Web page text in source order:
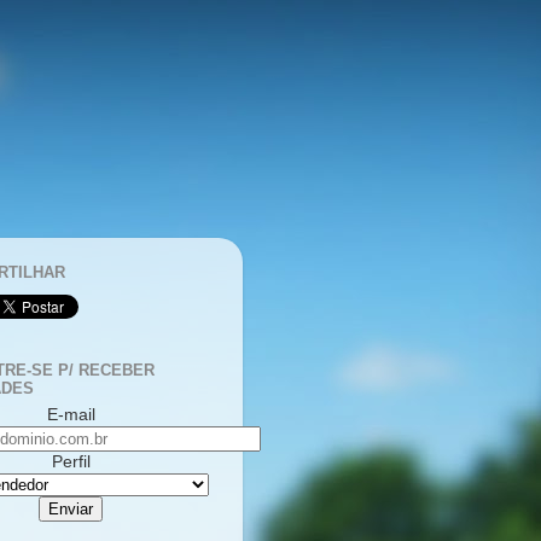
SE P/ RECEBER
E-mail
Perfil